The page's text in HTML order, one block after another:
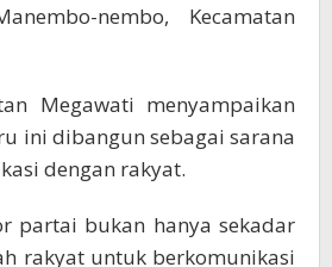
nembo, Kecamatan
Megawati menyampaikan
ini dibangun sebagai sarana
dengan rakyat.
partai bukan hanya sekadar
rakyat untuk berkomunikasi